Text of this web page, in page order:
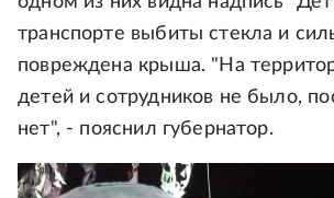
транспорте выбиты стекла и
повреждена крыша. "На
детей и сотрудников не было,
нет", - пояснил губернатор.